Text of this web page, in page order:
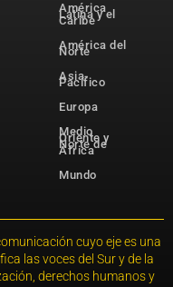
América
Latina y el
Caribe
América del
Norte
Asia-
Pacífico
Europa
Medio
Oriente y
Norte de
África
Mundo
cuyo eje es una
las voces del Sur y de la
derechos humanos y